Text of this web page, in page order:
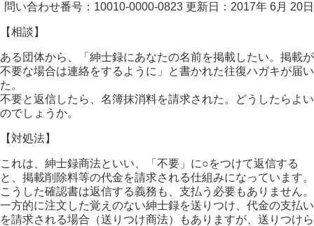
問い合わせ番号：10010-0000-0823 更新日：2017年 6月 20日
【相談】
ある団体から、「紳士録にあなたの名前を掲載したい。掲載が
不要な場合は連絡をするように」と書かれた往復ハガキが届い
た。
不要と返信したら、名簿抹消料を請求された。どうしたらよい
のでしょうか。
【対処法】
これは、紳士録商法といい、「不要」に○をつけて返信する
と、掲載削除料等の代金を請求される仕組みになっています。
こうした確認書は返信する義務も、支払う必要もありません。
一方的に注文した覚えのない紳士録を送りつけ、代金の支払い
を請求される場合（送りつけ商法）もありますが、送りつけら